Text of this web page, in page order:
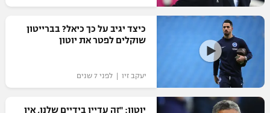
גביע הטוטו
ליגיונרים
גביע המדינה
ליגת האלופות
ליגה אירופית
ליגה אנגלית
כדורסל ישראלי
ליגת ווינר סל
ליגה לאומית
כדורסל עולמי
NBA
כיצד יגיב על כך כיאל? בברייטון
שוקלים לפטר את יוטון
יעקב זיו | לפני 7 שנים
יוטון: "זה עדיין בידיים שלנו, אין